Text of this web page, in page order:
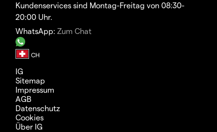
Kundenservices sind Montag-Freitag von 08:30-
20:00 Uhr.
WhatsApp: Zum Chat
IG
Sitemap
Impressum
AGB
Datenschutz
Cookies
Über IG